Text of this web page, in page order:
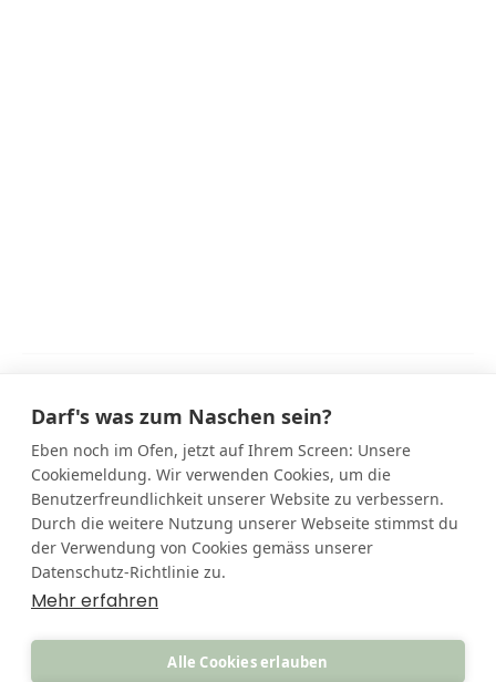
IMPRESSUM
Darf's was zum Naschen sein?
Eben noch im Ofen, jetzt auf Ihrem Screen: Unsere
Cookiemeldung. Wir verwenden Cookies, um die
Benutzerfreundlichkeit unserer Website zu verbessern.
Durch die weitere Nutzung unserer Webseite stimmst du
der Verwendung von Cookies gemäss unserer
Datenschutz-Richtlinie zu.
Mehr erfahren
Alle Cookies erlauben